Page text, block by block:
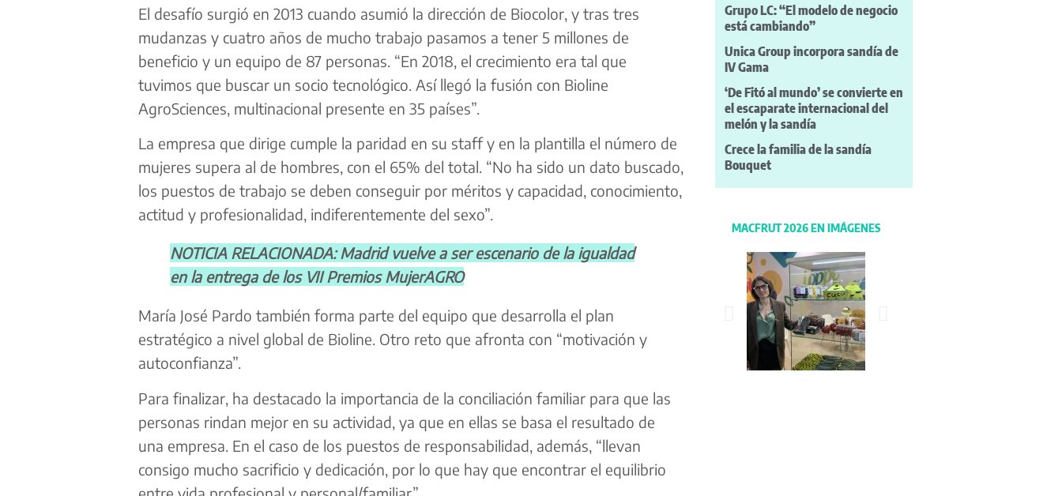
El desafío surgió en 2013 cuando asumió la dirección de Biocolor, y tras tres
mudanzas y cuatro años de mucho trabajo pasamos a tener 5 millones de
beneficio y un equipo de 87 personas. “En 2018, el crecimiento era tal que
tuvimos que buscar un socio tecnológico. Así llegó la fusión con Bioline
AgroSciences, multinacional presente en 35 países”.
La empresa que dirige cumple la paridad en su staff y en la plantilla el número de
mujeres supera al de hombres, con el 65% del total. “No ha sido un dato buscado,
los puestos de trabajo se deben conseguir por méritos y capacidad, conocimiento,
actitud y profesionalidad, indiferentemente del sexo”.
NOTICIA RELACIONADA: Madrid vuelve a ser escenario de la igualdad
en la entrega de los VII Premios MujerAGRO
María José Pardo también forma parte del equipo que desarrolla el plan
estratégico a nivel global de Bioline. Otro reto que afronta con “motivación y
autoconfianza”.
Para finalizar, ha destacado la importancia de la conciliación familiar para que las
personas rindan mejor en su actividad, ya que en ellas se basa el resultado de
una empresa. En el caso de los puestos de responsabilidad, además, “llevan
consigo mucho sacrificio y dedicación, por lo que hay que encontrar el equilibrio
Grupo LC: “El modelo de negocio
está cambiando”
Unica Group incorpora sandía de
IV Gama
‘De Fitó al mundo’ se convierte en
el escaparate internacional del
melón y la sandía
Crece la familia de la sandía
Bouquet
MACFRUT 2026 EN IMÁGENES